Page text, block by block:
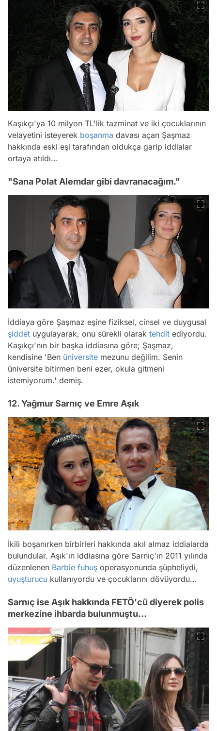
Kaşıkçı'ya 10 milyon TL'lik tazminat ve iki çocuklarının
velayetini isteyerek boşanma davası açan Şaşmaz
hakkında eski eşi tarafından oldukça garip iddialar
ortaya atıldı...
"Sana Polat Alemdar gibi davranacağım."
İddiaya göre Şaşmaz eşine fiziksel, cinsel ve duygusal
şiddet uygulayarak, onu sürekli olarak tehdit ediyordu.
Kaşıkçı'nın bir başka iddiasına göre; Şaşmaz,
kendisine 'Ben üniversite mezunu değilim. Senin
üniversite bitirmen beni ezer, okula gitmeni
istemiyorum.' demiş.
12. Yağmur Sarnıç ve Emre Aşık
İkili boşanırken birbirleri hakkında akıl almaz iddialarda
bulundular. Aşık'ın iddiasına göre Sarnıç'ın 2011 yılında
düzenlenen Barbie fuhuş operasyonunda şüpheliydi,
uyuşturucu kullanıyordu ve çocuklarını dövüyordu...
Sarnıç ise Aşık hakkında FETÖ'cü diyerek polis
merkezine ihbarda bulunmuştu...